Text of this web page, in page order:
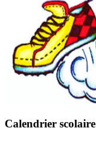
Calendrier scolaire